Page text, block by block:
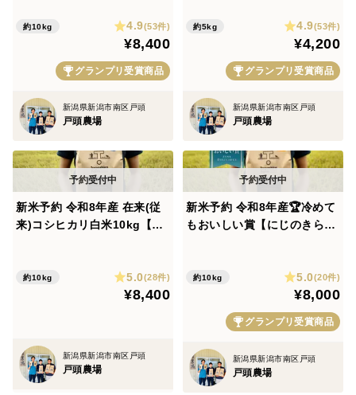
約10kg 4.9(53件)
¥8,400
グランプリ受賞商品
新潟県新潟市南区戸頭
戸頭農場
約5kg 4.9(53件)
¥4,200
グランプリ受賞商品
新潟県新潟市南区戸頭
戸頭農場
新米予約 令和8年産 在来(従
来)コシヒカリ白米10kg【新
約10kg 5.0(28件)
¥8,400
新潟県新潟市南区戸頭
戸頭農場
新米予約 令和8年産🏆冷めて
もおいしい賞【にじのきらめ
約10kg 5.0(20件)
¥8,000
グランプリ受賞商品
新潟県新潟市南区戸頭
戸頭農場